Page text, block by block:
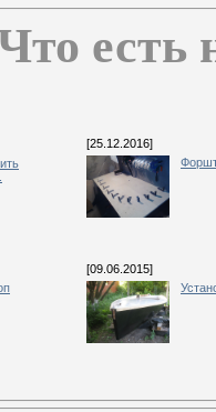
есть
[25.12.2016]
[09.06.2015]